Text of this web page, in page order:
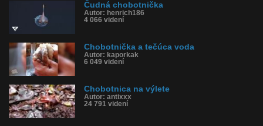
Čudná chobotnička
Autor: henrich186
4 066 videní
Chobotnička a tečúca voda
Autor: kaporkak
6 049 videní
Chobotnica na výlete
Autor: antixxx
24 791 videní